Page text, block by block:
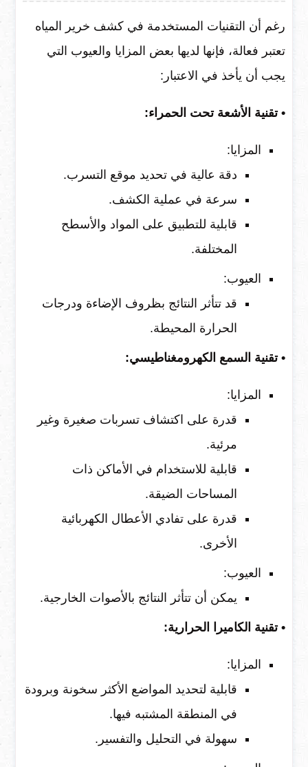
رغم أن التقنيات المستخدمة في كشف خرير المياه
تعتبر فعالة، فإنها لديها بعض المزايا والعيوب التي
يجب أن يأخذ في الاعتبار:
• تقنية الأشعة تحت الحمراء:
المزايا:
دقة عالية في تحديد موقع التسرب.
سرعة في عملية الكشف.
قابلية للتطبيق على المواد والأسطح
المختلفة.
العيوب:
قد تتأثر النتائج بظروف الإضاءة ودرجات
الحرارة المحيطة.
• تقنية السمع الكهرومغناطيسي:
المزايا:
قدرة على اكتشاف تسربات صغيرة وغير
مرئية.
قابلية للاستخدام في الأماكن ذات
المساحات الضيقة.
قدرة على تفادي الأعطال الكهربائية
الأخرى.
العيوب:
يمكن أن تتأثر النتائج بالأصوات الخارجية.
• تقنية الكاميرا الحرارية:
المزايا:
قابلية لتحديد المواضع الأكثر سخونة وبرودة
في المنطقة المشتبه فيها.
سهولة في التحليل والتفسير.